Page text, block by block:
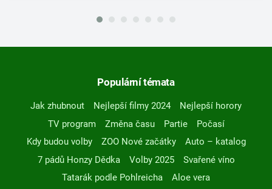
Populární témata
Jak zhubnout Nejlepší filmy 2024
Nejlepší horory
TV program
Změna času Partie
Počasí
Kdy budou volby
ZOO Nové začátky
Auto – katalog
7 pádů Honzy Dědka
Volby 2025
Svařené víno
Tatarák podle Pohlreicha
Aloe vera